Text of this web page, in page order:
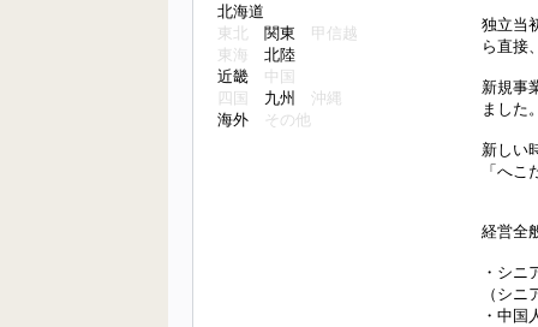
北海道
東北 関東 甲信越
東海
北陸
近畿 中国
四国
九州 沖縄
海外
その他
独立当
ら直接
新規事
ました
新しい
「へ
経営全
・シニ
（シ
・中国